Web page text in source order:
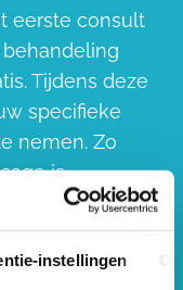
instellingen
eerste consult
Tijdens deze
specifieke
nemen. Zo
is
nodig heeft.